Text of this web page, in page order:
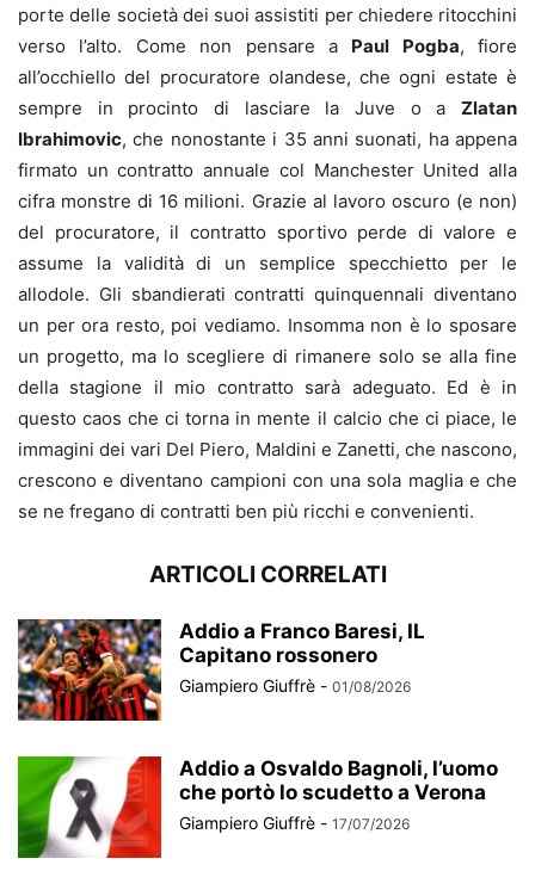
porte delle società dei suoi assistiti per chiedere ritocchini
verso l’alto. Come non pensare a Paul Pogba, fiore
all’occhiello del procuratore olandese, che ogni estate è
sempre in procinto di lasciare la Juve o a Zlatan
Ibrahimovic, che nonostante i 35 anni suonati, ha appena
firmato un contratto annuale col Manchester United alla
cifra monstre di 16 milioni. Grazie al lavoro oscuro (e non)
del procuratore, il contratto sportivo perde di valore e
assume la validità di un semplice specchietto per le
allodole. Gli sbandierati contratti quinquennali diventano
un per ora resto, poi vediamo. Insomma non è lo sposare
un progetto, ma lo scegliere di rimanere solo se alla fine
della stagione il mio contratto sarà adeguato. Ed è in
questo caos che ci torna in mente il calcio che ci piace, le
immagini dei vari Del Piero, Maldini e Zanetti, che nascono,
crescono e diventano campioni con una sola maglia e che
se ne fregano di contratti ben più ricchi e convenienti.
ARTICOLI CORRELATI
Addio a Franco Baresi, IL
Capitano rossonero
Giampiero Giuffrè - 01/08/2026
Addio a Osvaldo Bagnoli, l’uomo
che portò lo scudetto a Verona
Giampiero Giuffrè - 17/07/2026